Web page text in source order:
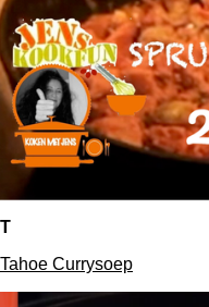
T
Tahoe Currysoep